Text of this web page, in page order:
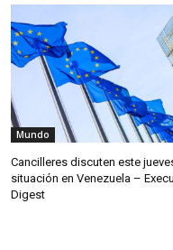
Mundo
Cancilleres discuten este
situación en Venezuela –
Digest